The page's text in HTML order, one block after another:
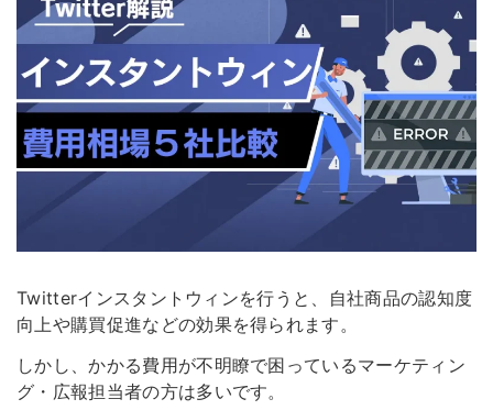
Twitterインスタントウィンを行うと、自社商品の認知度
向上や購買促進などの効果を得られます。
しかし、かかる費用が不明瞭で困っているマーケティン
グ・広報担当者の方は多いです。